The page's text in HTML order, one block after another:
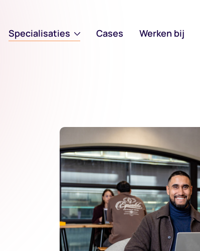
Specialisaties
Cases Werken bij